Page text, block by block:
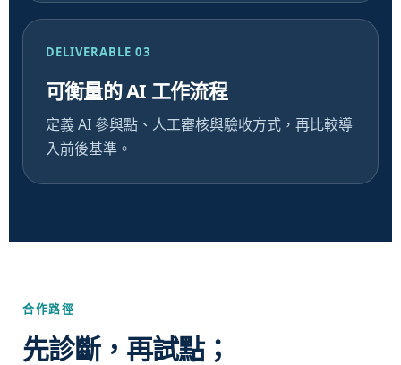
DELIVERABLE 03
可衡量的 AI 工作流程
定義 AI 參與點、人工審核與驗收方式，再比較導
入前後基準。
合作路徑
先診斷，再試點；